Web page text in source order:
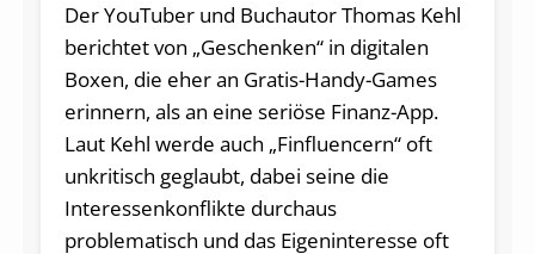
Der YouTuber und Buchautor Thomas Kehl
berichtet von „Geschenken“ in digitalen
Boxen, die eher an Gratis-Handy-Games
erinnern, als an eine seriöse Finanz-App.
Laut Kehl werde auch „Finfluencern“ oft
unkritisch geglaubt, dabei seine die
Interessenkonflikte durchaus
problematisch und das Eigeninteresse oft